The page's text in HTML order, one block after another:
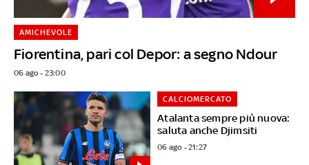
Fiorentina, pari col Depor: a segno Ndour
AMICHEVOLE
06 ago - 23:00
Atalanta sempre più nuova:
saluta anche Djimsiti
CALCIOMERCATO
06 ago - 21:27